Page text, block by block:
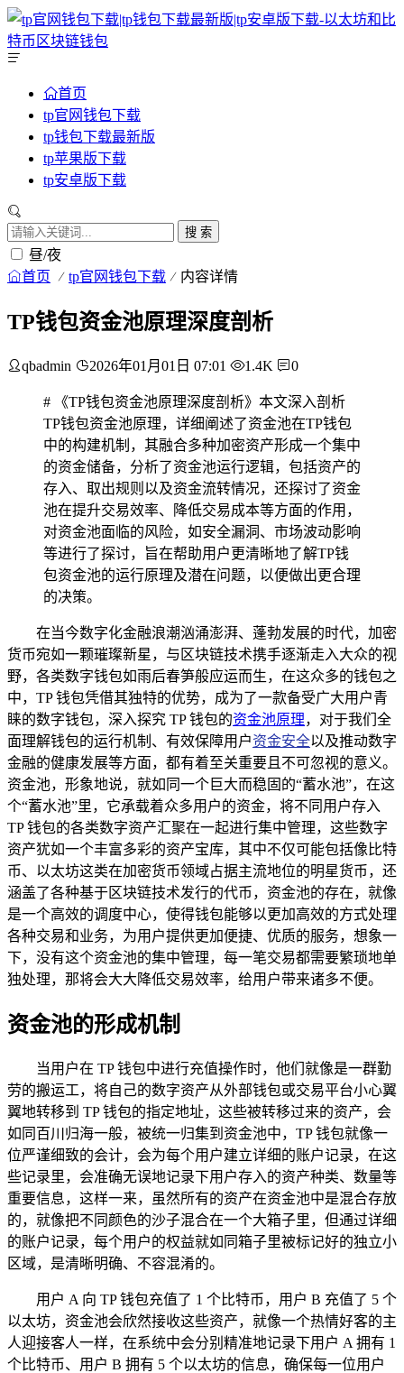
首页
tp官网钱包下载
tp钱包下载最新版
tp苹果版下载
tp安卓版下载
搜 索
昼/夜
首页 tp官网钱包下载 内容详情
TP钱包资金池原理深度剖析
qbadmin 2026年01月01日 07:01 1.4K 0
# 《TP钱包资金池原理深度剖析》本文深入剖析
TP钱包资金池原理，详细阐述了资金池在TP钱包
中的构建机制，其融合多种加密资产形成一个集中
的资金储备，分析了资金池运行逻辑，包括资产的
存入、取出规则以及资金流转情况，还探讨了资金
池在提升交易效率、降低交易成本等方面的作用，
对资金池面临的风险，如安全漏洞、市场波动影响
等进行了探讨，旨在帮助用户更清晰地了解TP钱
包资金池的运行原理及潜在问题，以便做出更合理
的决策。
在当今数字化金融浪潮汹涌澎湃、蓬勃发展的时代，加密
货币宛如一颗璀璨新星，与区块链技术携手逐渐走入大众的视
野，各类数字钱包如雨后春笋般应运而生，在这众多的钱包之
中，TP 钱包凭借其独特的优势，成为了一款备受广大用户青
睐的数字钱包，深入探究 TP 钱包的资金池原理，对于我们全
面理解钱包的运行机制、有效保障用户资金安全以及推动数字
金融的健康发展等方面，都有着至关重要且不可忽视的意义。
资金池，形象地说，就如同一个巨大而稳固的“蓄水池”，在这
个“蓄水池”里，它承载着众多用户的资金，将不同用户存入
TP 钱包的各类数字资产汇聚在一起进行集中管理，这些数字
资产犹如一个丰富多彩的资产宝库，其中不仅可能包括像比特
币、以太坊这类在加密货币领域占据主流地位的明星货币，还
涵盖了各种基于区块链技术发行的代币，资金池的存在，就像
是一个高效的调度中心，使得钱包能够以更加高效的方式处理
各种交易和业务，为用户提供更加便捷、优质的服务，想象一
下，没有这个资金池的集中管理，每一笔交易都需要繁琐地单
独处理，那将会大大降低交易效率，给用户带来诸多不便。
资金池的形成机制
当用户在 TP 钱包中进行充值操作时，他们就像是一群勤
劳的搬运工，将自己的数字资产从外部钱包或交易平台小心翼
翼地转移到 TP 钱包的指定地址，这些被转移过来的资产，会
如同百川归海一般，被统一归集到资金池中，TP 钱包就像一
位严谨细致的会计，会为每个用户建立详细的账户记录，在这
些记录里，会准确无误地记录下用户存入的资产种类、数量等
重要信息，这样一来，虽然所有的资产在资金池中是混合存放
的，就像把不同颜色的沙子混合在一个大箱子里，但通过详细
的账户记录，每个用户的权益就如同箱子里被标记好的独立小
区域，是清晰明确、不容混淆的。
用户 A 向 TP 钱包充值了 1 个比特币，用户 B 充值了 5 个
以太坊，资金池会欣然接收这些资产，就像一个热情好客的主
人迎接客人一样，在系统中会分别精准地记录下用户 A 拥有 1
个比特币、用户 B 拥有 5 个以太坊的信息，确保每一位用户